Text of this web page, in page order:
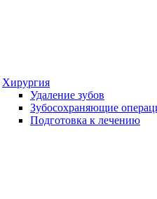
Хирургия
Удаление зубов
Зубосохраняющие
Подготовка к лечению